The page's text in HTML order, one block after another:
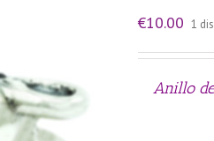
€10.00 1
Anillo